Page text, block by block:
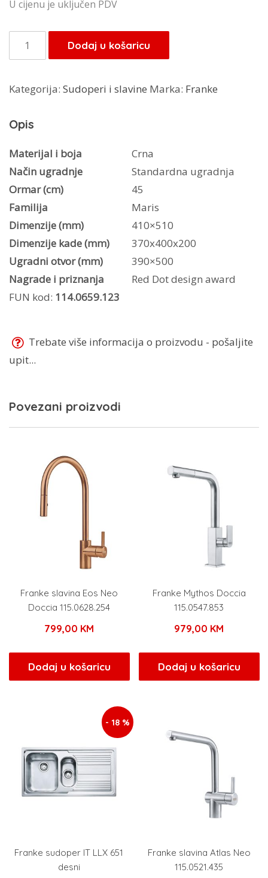
U cijenu je uključen PDV
Franke
sudoper
2.0
Collection
–
MRG
610-
37
TL
A
količina
Dodaj u košaricu
Kategorija: Sudoperi i slavine Marka: Franke
Opis
Materijal i boja
Crna
Način ugradnje
Standardna ugradnja
Ormar (cm)
45
Familija
Maris
Dimenzije (mm)
410×510
Dimenzije kade (mm)
370x400x200
Ugradni otvor (mm)
390×500
Nagrade i priznanja
Red Dot design award
FUN kod: 114.0659.123
Trebate više informacija o proizvodu - pošaljite
upit...
Povezani proizvodi
Franke slavina Eos Neo
Doccia 115.0628.254
799,00 KM
Dodaj u košaricu
Franke Mythos Doccia
115.0547.853
979,00 KM
Dodaj u košaricu
- 18 %
Franke sudoper IT LLX 651
desni
Franke slavina Atlas Neo
115.0521.435